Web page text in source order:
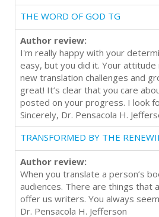
THE WORD OF GOD TG
Author review:
I'm really happy with your
easy, but you did it. Your
new translation challenges and
great! It’s clear that you care
posted on your progress. I look
Sincerely, Dr. Pensacola H.
TRANSFORMED BY THE
Author review:
When you translate a person’s
audiences. There are things
offer us writers. You always
Dr. Pensacola H. Jefferson